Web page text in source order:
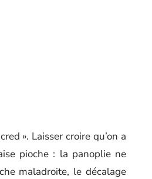
». Laisser croire qu’on a
pioche : la panoplie ne
maladroite, le décalage